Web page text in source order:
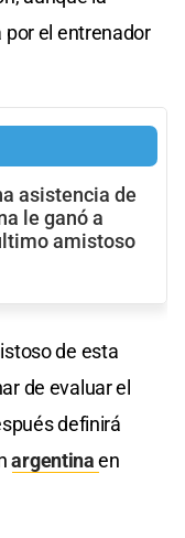
el entrenador
asistencia de
le ganó a
amistoso
de esta
de evaluar el
definirá
argentinaen